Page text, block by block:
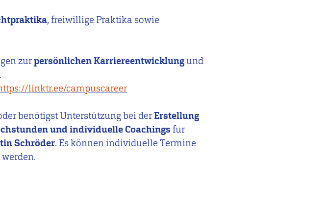
, freiwillige Praktika sowie
zurpersönlichen Karriereentwicklungund
linktr.ee/campuscareer
benötigst Unterstützung bei derErstellung
und individuelle Coachings für
Schröder. Es können individuelle Termine